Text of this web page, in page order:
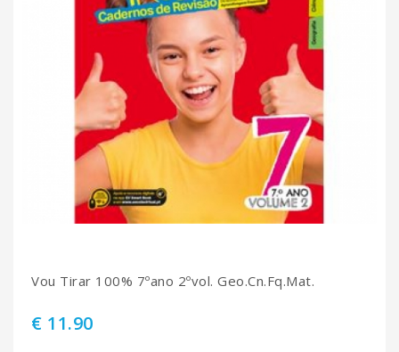
Vou Tirar 100% 7ºano 2ºvol. Geo.Cn.Fq.Mat.
€ 11.90